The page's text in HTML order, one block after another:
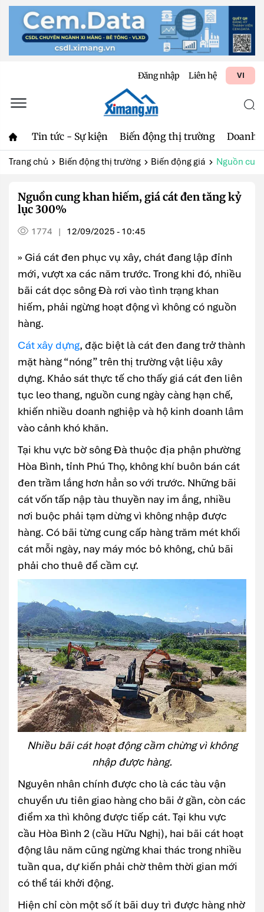
Đăng nhập Liên hệ VI
Tin tức - Sự kiện Biến động thị trường Doanh
Trang chủ Biến động thị trường Biến động giá Nguồn
Nguồn cung khan hiếm, giá cát đen tăng kỷ
lục 300%
1774 | 12/09/2025 - 10:45
» Giá cát đen phục vụ xây, chát đang lập đỉnh
mới, vượt xa các năm trước. Trong khi đó, nhiều
bãi cát dọc sông Đà rơi vào tình trạng khan
hiếm, phải ngừng hoạt động vì không có nguồn
hàng.
Cát xây dựng, đặc biệt là cát đen đang trở thành
mặt hàng “nóng” trên thị trường vật liệu xây
dựng. Khảo sát thực tế cho thấy giá cát đen liên
tục leo thang, nguồn cung ngày càng hạn chế,
khiến nhiều doanh nghiệp và hộ kinh doanh lâm
vào cảnh khó khăn.
Tại khu vực bờ sông Đà thuộc địa phận phường
Hòa Bình, tỉnh Phú Thọ, không khí buôn bán cát
đen trầm lắng hơn hẳn so với trước. Những bãi
cát vốn tấp nập tàu thuyền nay im ắng, nhiều
nơi buộc phải tạm dừng vì không nhập được
hàng. Có bãi từng cung cấp hàng trăm mét khối
cát mỗi ngày, nay máy móc bỏ không, chủ bãi
phải cho thuê để cầm cự.
Nhiều bãi cát hoạt động cầm chừng vì không
nhập được hàng.
Nguyên nhân chính được cho là các tàu vận
chuyển ưu tiên giao hàng cho bãi ở gần, còn các
điểm xa thì không được tiếp cát. Tại khu vực
cầu Hòa Bình 2 (cầu Hữu Nghị), hai bãi cát hoạt
động lâu năm cũng ngừng khai thác trong nhiều
tuần qua, dự kiến phải chờ thêm thời gian mới
có thể tái khởi động.
Hiện chỉ còn một số ít bãi duy trì được hàng nhờ